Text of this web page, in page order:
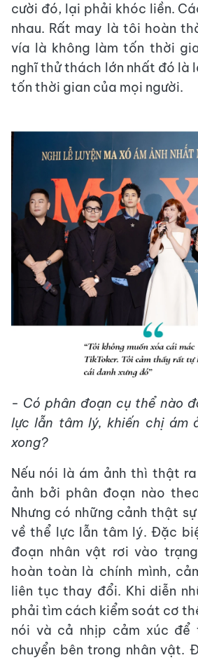
cười đó, lại phải khóc liền.
nhau. Rất may là tôi hoàn
vía là không làm tốn thời
nghĩ thử thách lớn nhất đó là
tốn thời gian của mọi người.
- Có phân đoạn cụ thể nào
lực lẫn tâm lý, khiến chị ám
xong?
Nếu nói là ám ảnh thì thật
ảnh bởi phân đoạn nào
Nhưng có những cảnh thật
về thể lực lẫn tâm lý. Đặc
đoạn nhân vật rơi vào
hoàn toàn là chính mình,
liên tục thay đổi. Khi diễn
phải tìm cách kiểm soát cơ
nói và cả nhịp cảm xúc để
chuyển bên trong nhân vật.